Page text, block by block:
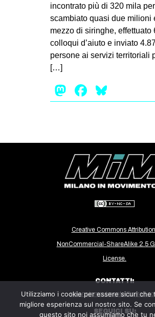
GENERI
MIGRAZIONI
PRECARIATO
REPRESSIONE
CULTURE
MUSICA
RECENSIONI
INTERNAZIONALE
AMERICHE
ESTREMO ORIENTE
MEDIO ORIENTE
MONDO
incontrato più di 320 mila
scambiato quasi due milioni
mezzo di siringhe, effettuato
colloqui d’aiuto e inviato
persone ai servizi territoriali
[…]
Mastodon
Facebook
Creative Commons
NonCommercial-ShareAlike 2.5
License.
CONTATTI:
SEGUICI SU:
Utilizziamo i cookie per essere sicuri che
migliore esperienza sul nostro sito. Se
questo sito noi assumiamo che tu